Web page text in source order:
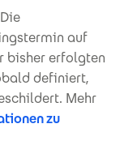
auf
bisher erfolgten
definiert,
Mehr
zu